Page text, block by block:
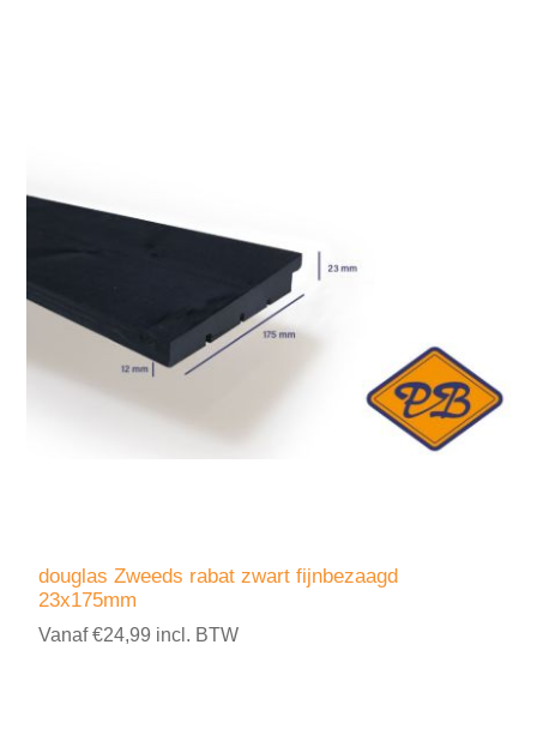
douglas Zweeds rabat zwart fijnbezaagd
23x175mm
Vanaf €24,99 incl. BTW